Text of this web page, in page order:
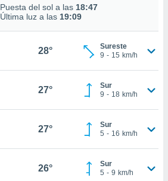
Puesta del sol a las 18:47
Última luz a las 19:09
28°
Sureste
9 - 15 km/h
27°
Sur
9 - 18 km/h
27°
Sur
5 - 16 km/h
26°
Sur
5 - 9 km/h